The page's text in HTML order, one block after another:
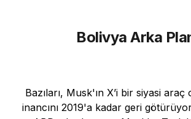
Bolivya Arka
Bazıları, Musk'ın X’i bir siyasi
inancını 2019'a kadar geri